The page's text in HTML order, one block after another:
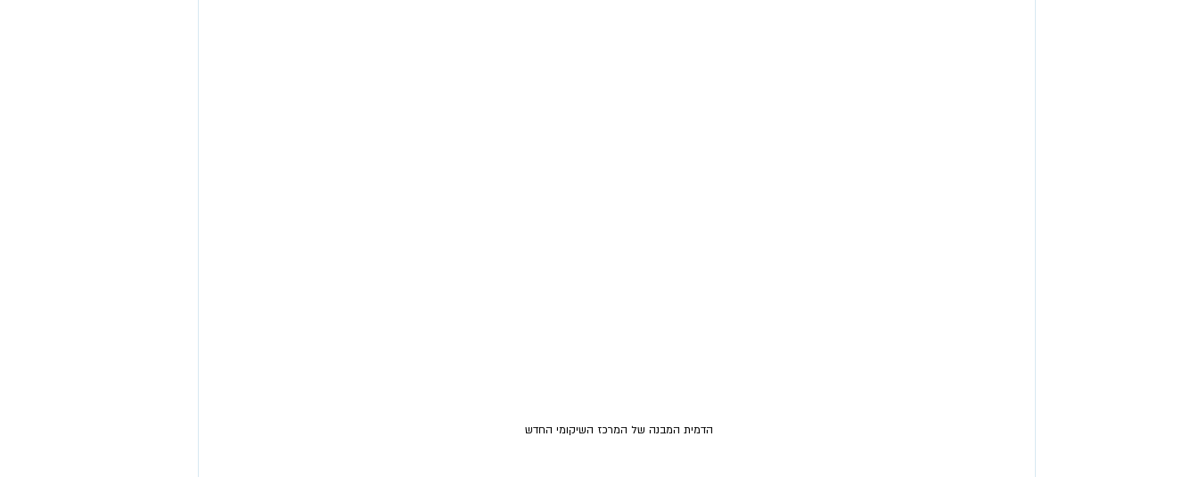
הדמית המבנה של המרכז השיקומי החדש